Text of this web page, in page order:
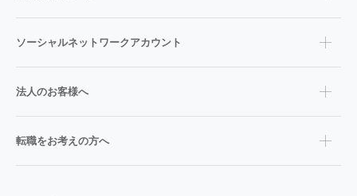
ソーシャルネットワークアカウント
法人のお客様へ
転職をお考えの方へ